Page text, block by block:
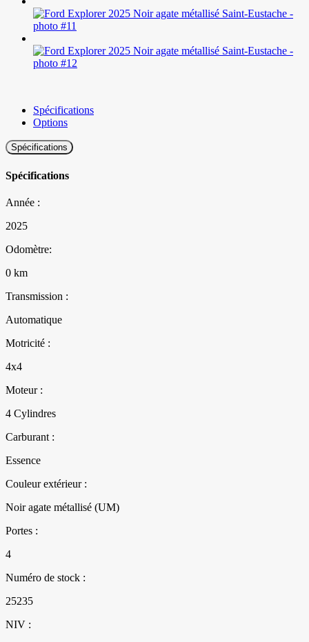
Spécifications
Options
Spécifications
Spécifications
Année :
2025
Odomètre:
0 km
Transmission :
Automatique
Motricité :
4x4
Moteur :
4 Cylindres
Carburant :
Essence
Couleur extérieur :
Noir agate métallisé (UM)
Portes :
4
Numéro de stock :
25235
NIV :